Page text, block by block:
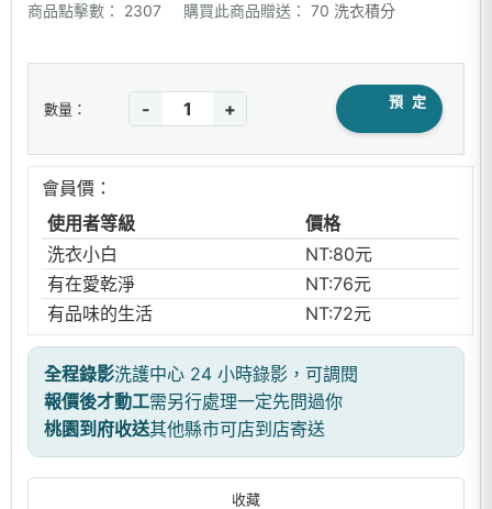
商品點擊數：
2307 購買此商品贈送： 70 洗衣積分
數量： - + 預 定
會員價：
使用者等級
價格
洗衣小白
NT:80元
有在愛乾淨
NT:76元
有品味的生活
NT:72元
全程錄影洗護中心 24 小時錄影，可調閱
報價後才動工需另行處理一定先問過你
桃園到府收送其他縣市可店到店寄送
收藏